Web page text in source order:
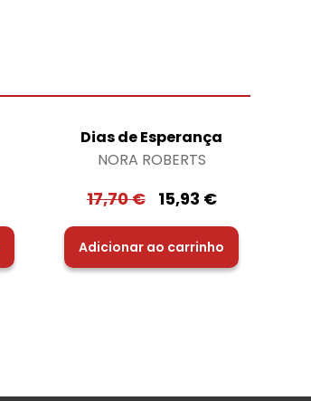
Dias de Esperança
NORA ROBERTS
17,70€ 15,93 €
Adicionar ao carrinho